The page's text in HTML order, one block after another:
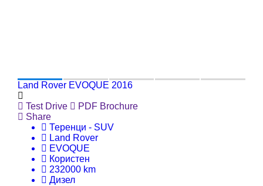
Land Rover EVOQUE 2016
Test Drive
PDF Brochure
Share
Теренци - SUV
Land Rover
EVOQUE
Користен
232000 km
Дизел